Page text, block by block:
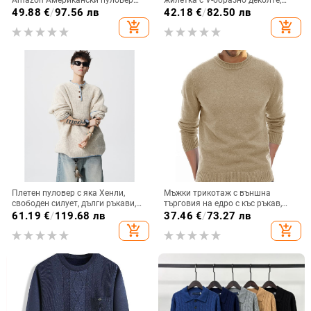
Harajuku Плетен пуловер Пролет
& Есен Ретро стил Ретро жакард
49.88 €/97.56 лв
add_shopping_cart
ежедневен есенно-зимен плетен
едноцветен
42.18 €/82.50 лв
add_shopping_cart
Плетен пуловер с яка Хенли,
свободен силует, дълги ръкави,
нейлонова смес, акрил 50%
61.19 €/119.68 лв
add_shopping_cart
Мъжки трикотаж с външна
търговия на едро с къс ръкав,
европейски и американски
мъжки трикотаж, трансграничен
удебелен мъжки бански с висока
37.46 €/73.27 лв
add_shopping_cart